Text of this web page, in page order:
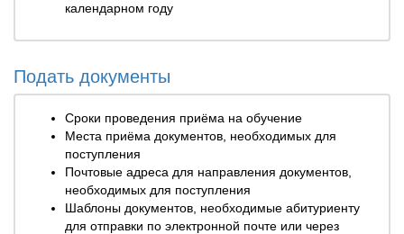
календарном году
Подать документы
Сроки проведения приёма на обучение
Места приёма документов, необходимых для
поступления
Почтовые адреса для направления документов,
необходимых для поступления
Шаблоны документов, необходимые абитуриенту
для отправки по электронной почте или через